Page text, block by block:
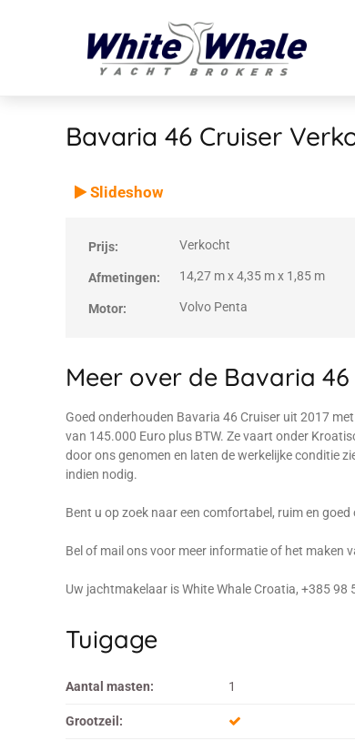
Bavaria 46 Cruiser
VERKOCHT
Verkocht
Slideshow
Prijs: Verkocht
Afmetingen: 14,27 m x 4,35 m x 1,85 m
Motor: Volvo Penta
Meer over de Bavaria 46
Goed onderhouden Bavaria 46 Cruiser uit 2017
van 145.000 Euro plus BTW. Ze vaart onder
door ons genomen en laten de werkelijke conditie
indien nodig.
Bent u op zoek naar een comfortabel, ruim en
Bel of mail ons voor meer informatie of het maken
Uw jachtmakelaar is White Whale Croatia, +385 98
Tuigage
Aantal masten: 1
Grootzeil: